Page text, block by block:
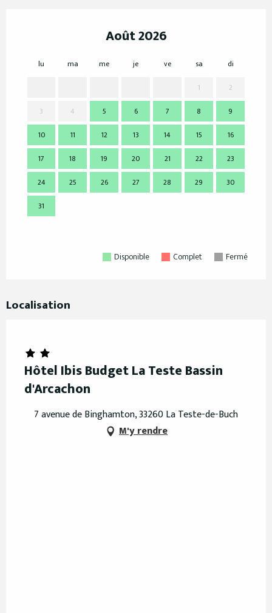
Août 2026
lu ma me je ve sa
di
1
2
3
4 5 6 7 8
9
10
11 12 13 14 15
16
17
18 19 20 21 22
23
24
25 26 27 28 29
30
31
Disponible Complet Fermé
Localisation
Hôtel Ibis Budget La Teste Bassin
d'Arcachon
7 avenue de Binghamton, 33260 La Teste-de-Buch
M'y rendre